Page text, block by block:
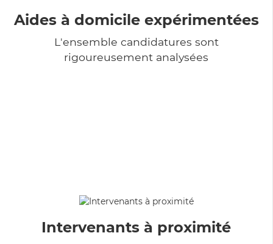
Aides à domicile expérimentées
L'ensemble candidatures sont
rigoureusement analysées
Intervenants à proximité